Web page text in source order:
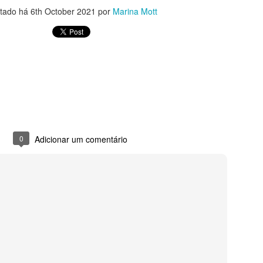
há6th October 2021 por Marina Mott
0 Adicionar um comentário
geleia, está pronta.
açúcar
sal em temperatura ambiente